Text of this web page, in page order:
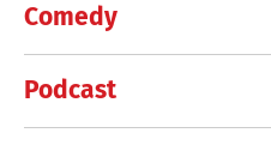
Comedy
Podcast